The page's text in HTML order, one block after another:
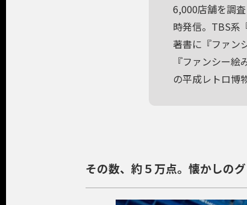
6,000店舗を調
時発信。TBS系
著書に『ファン
『ファンシー
の平成レトロ博
その数、約５万点。懐かしの